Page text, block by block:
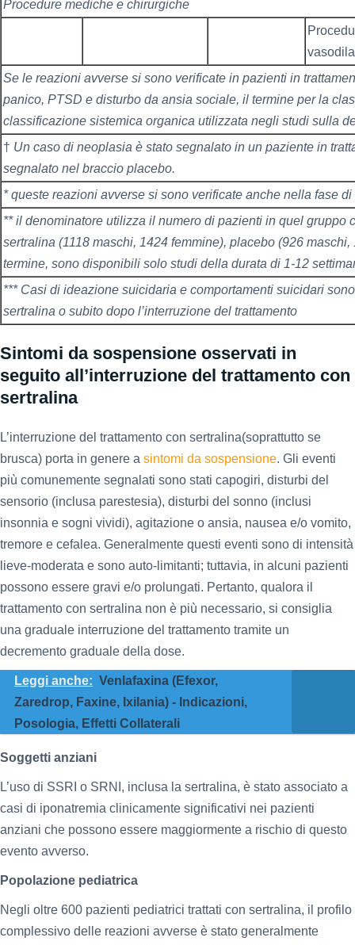
Procedure mediche e chirurgiche
Se le reazioni avverse si sono verificate in pazienti in
panico, PTSD e disturbo da ansia sociale, il termine per la
classificazione sistemica organica utilizzata negli studi sulla
† Un caso di neoplasia è stato segnalato in un paziente in
segnalato nel braccio placebo.
* queste reazioni avverse si sono verificate anche nella fase
** il denominatore utilizza il numero di pazienti in quel gruppo
sertralina (1118 maschi, 1424 femmine), placebo (926 maschi,
termine, sono disponibili solo studi della durata di 1-12
*** Casi di ideazione suicidaria e comportamenti suicidari
sertralina o subito dopo l’interruzione del trattamento
Sintomi da sospensione osservati in
seguito all’interruzione del trattamento con
sertralina
L’interruzione del trattamento con sertralina(soprattutto se
brusca) porta in genere a sintomi da sospensione. Gli eventi
più comunemente segnalati sono stati capogiri, disturbi del
sensorio (inclusa parestesia), disturbi del sonno (inclusi
insonnia e sogni vividi), agitazione o ansia, nausea e/o vomito,
tremore e cefalea. Generalmente questi eventi sono di intensità
lieve-moderata e sono auto-limitanti; tuttavia, in alcuni pazienti
possono essere gravi e/o prolungati. Pertanto, qualora il
trattamento con sertralina non è più necessario, si consiglia
una graduale interruzione del trattamento tramite un
decremento graduale della dose.
Leggi anche: Venlafaxina (Efexor,
Zaredrop, Faxine, Ixilania) - Indicazioni,
Posologia, Effetti Collaterali
Soggetti anziani
L’uso di SSRI o SRNI, inclusa la sertralina, è stato associato a
casi di iponatremia clinicamente significativi nei pazienti
anziani che possono essere maggiormente a rischio di questo
evento avverso.
Popolazione pediatrica
Negli oltre 600 pazienti pediatrici trattati con sertralina, il profilo
complessivo delle reazioni avverse è stato generalmente